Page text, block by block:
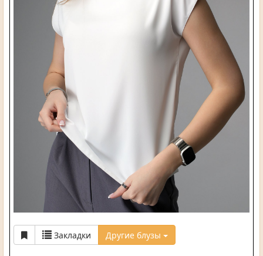
Закладки Другие блузы